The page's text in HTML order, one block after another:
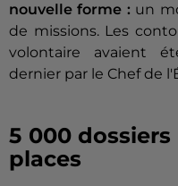
nouvelle forme : un
de missions. Les
volontaire avaient
dernier par le Chef de
5 000
places